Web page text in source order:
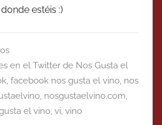
estéis :)
en el Twitter de Nos Gusta el
, facebook nos gusta el vino, nos
, nosgustaelvino.com,
el vino, vi, vino